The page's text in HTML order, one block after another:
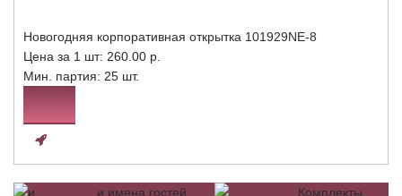
Новогодняя корпоративная открытка 101929NE-8
Цена за 1 шт: 260.00 р.
Мин. партия: 25 шт.
и имена гостей Комплекты